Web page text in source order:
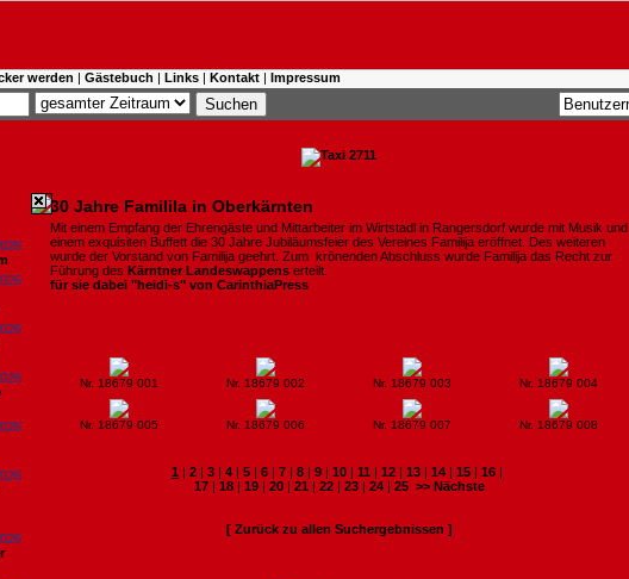
werden | Gästebuch | Links | Kontakt | Impressum
30 Jahre Familila in Oberkärnten
Mit einem Empfang der Ehrengäste und Mittarbeiter im Wirtstadl in Rangersdorf wurde mit Musik und
einem exquisiten Buffett die 30 Jahre Jubiläumsfeier des Vereines Familija eröffnet. Des weiteren
wurde der Vorstand von Familija geehrt. Zum krönenden Abschluss wurde Familija das Recht zur
Führung des Kärntner Landeswappens erteilt.
für sie dabei "heidi-s" von CarinthiaPress
Nr. 18679 001 Nr. 18679 002 Nr. 18679 003 Nr. 18679 004
Nr. 18679 005 Nr. 18679 006 Nr. 18679 007 Nr. 18679 008
1 | 2 | 3 | 4 | 5 | 6 | 7 | 8 | 9 | 10 | 11 | 12 | 13 | 14 | 15 | 16 |
17| 18| 19| 20| 21 | 22| 23| 24| 25 >> Nächste
[ Zurück zu allen Suchergebnissen ]